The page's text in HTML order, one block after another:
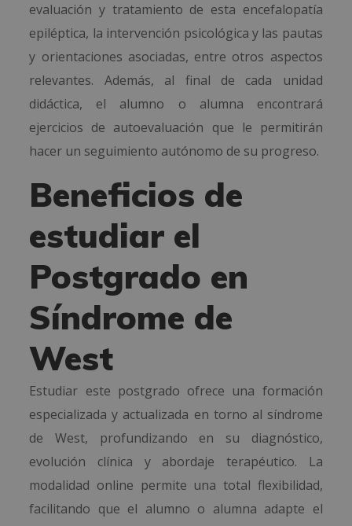
evaluación y tratamiento de esta encefalopatía
epiléptica, la intervención psicológica y las pautas
y orientaciones asociadas, entre otros aspectos
relevantes. Además, al final de cada unidad
didáctica, el alumno o alumna encontrará
ejercicios de autoevaluación que le permitirán
hacer un seguimiento autónomo de su progreso.
Beneficios de
estudiar el
Postgrado en
Síndrome de
West
Estudiar este postgrado ofrece una formación
especializada y actualizada en torno al síndrome
de West, profundizando en su diagnóstico,
evolución clínica y abordaje terapéutico. La
modalidad online permite una total flexibilidad,
facilitando que el alumno o alumna adapte el